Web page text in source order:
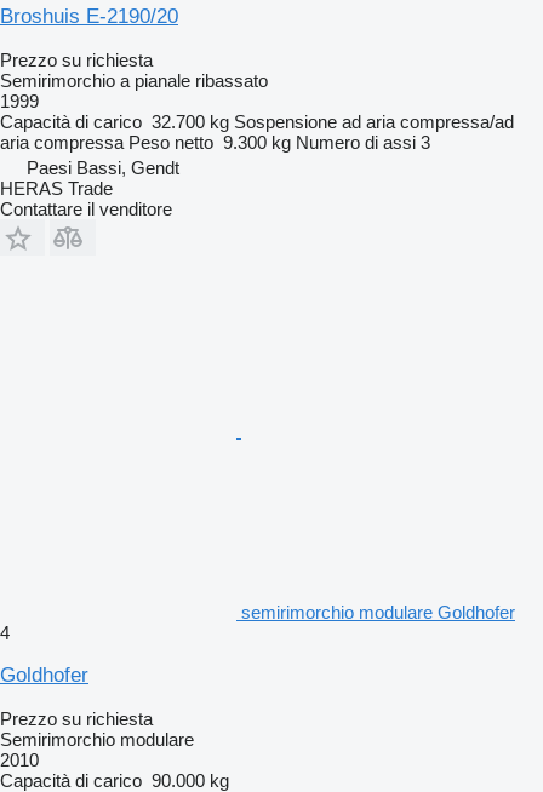
Broshuis E-2190/20
Prezzo su richiesta
Semirimorchio a pianale ribassato
1999
Capacità di carico 32.700 kg Sospensione ad aria compressa/ad
aria compressa Peso netto 9.300 kg Numero di assi 3
Paesi Bassi, Gendt
HERAS Trade
Contattare il venditore
semirimorchio modulare Goldhofer
4
Goldhofer
Prezzo su richiesta
Semirimorchio modulare
2010
Capacità di carico 90.000 kg